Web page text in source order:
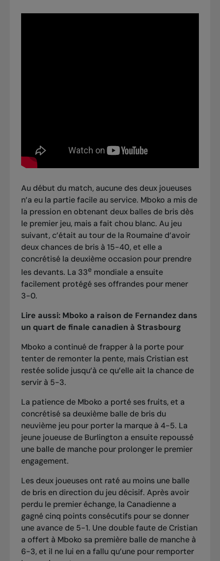
Au début du match, aucune des deux joueuses
n’a eu la partie facile au service. Mboko a mis de
la pression en obtenant deux balles de bris dès
le premier jeu, mais a fait chou blanc. Au jeu
suivant, c’était au tour de la Roumaine d’avoir
deux chances de bris à 15-40, et elle a
concrétisé la deuxième occasion pour prendre
les devants. La 33e mondiale a ensuite
facilement protégé ses offrandes pour mener
3-0.
Lire aussi: Mboko a raison de Fernandez dans
un quart de finale canadien à Strasbourg
Mboko a continué de frapper à la porte pour
tenter de remonter la pente, mais Cristian est
restée solide jusqu’à ce qu’elle ait la chance de
servir à 5-3.
La patience de Mboko a porté ses fruits, et a
concrétisé sa deuxième balle de bris du
neuvième jeu pour porter la marque à 4-5. La
jeune joueuse de Burlington a ensuite repoussé
une balle de manche pour prolonger le premier
engagement.
Les deux joueuses ont raté au moins une balle
de bris en direction du jeu décisif. Après avoir
perdu le premier échange, la Canadienne a
gagné cinq points consécutifs pour se donner
une avance de 5-1. Une double faute de Cristian
a offert à Mboko sa première balle de manche à
6-3, et il ne lui en a fallu qu’une pour remporter